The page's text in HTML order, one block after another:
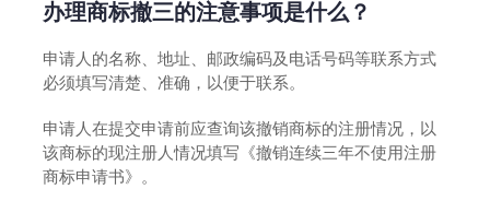
办理商标撤三的注意事项是什么？
申请人的名称、地址、邮政编码及电话号码等联系方式
必须填写清楚、准确，以便于联系。
申请人在提交申请前应查询该撤销商标的注册情况，以
该商标的现注册人情况填写《撤销连续三年不使用注册
商标申请书》。